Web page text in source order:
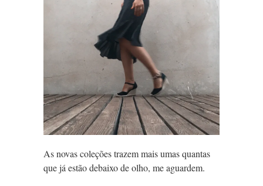
As novas coleções trazem mais umas quantas
que já estão debaixo de olho, me aguardem.